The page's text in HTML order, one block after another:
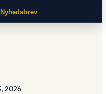
Nyhedsbrev
2026